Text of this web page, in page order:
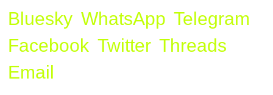
Bluesky WhatsApp Telegram
Facebook Twitter Threads
Email